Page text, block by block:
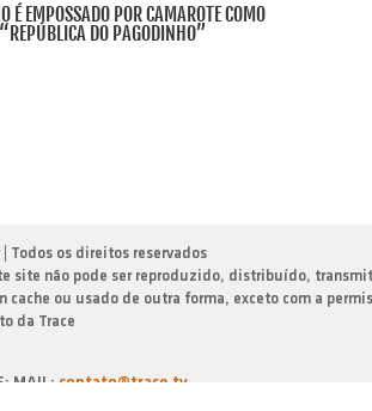
É EMPOSSADO POR CAMAROTE COMO
DO PAGODINHO”
| Todos os direitos reservados
site não pode ser reproduzido, distribuído,
cache ou usado de outra forma, exceto com a
da Trace
MAIL: contato@trace.tv